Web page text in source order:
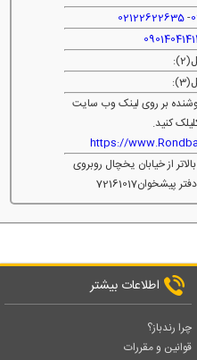
-
02122622635
بر روی لینک وب سایت
کنید.
https://
از خیابان یخچال روبروی
اطلاعات بیشتر
چرا رندباز؟
قوانین و مقررات